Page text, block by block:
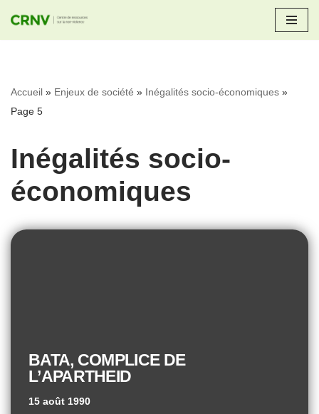
Aller
Accueil » Enjeux de société » Inégalités socio-économiques »
Page 5
Inégalités socio-
économiques
BATA, COMPLICE DE
L’APARTHEID
15 août 1990